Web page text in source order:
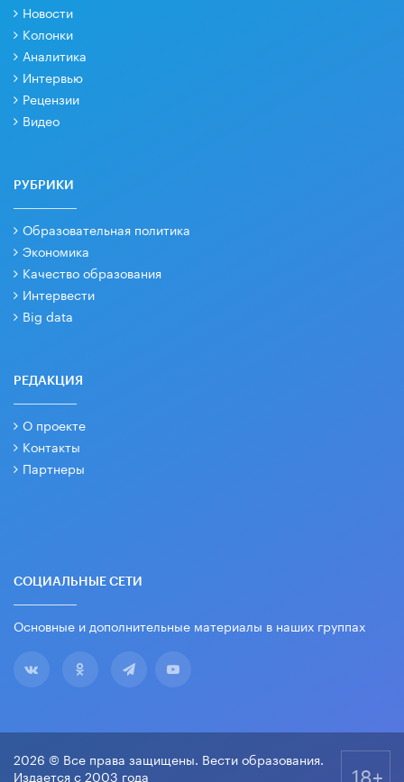
Новости
Колонки
Аналитика
Интервью
Рецензии
Видео
РУБРИКИ
Образовательная политика
Экономика
Качество образования
Интервести
Big data
РЕДАКЦИЯ
О проекте
Контакты
Партнеры
СОЦИАЛЬНЫЕ СЕТИ
Основные и дополнительные материалы в наших группах
2026 © Все права защищены. Вести образования.
Издается с 2003 года
18+